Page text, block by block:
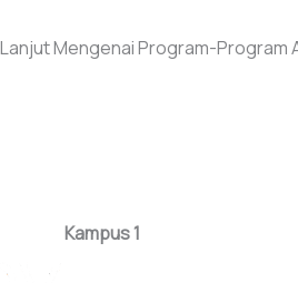
Mengenai Program-Program
Kampus 1